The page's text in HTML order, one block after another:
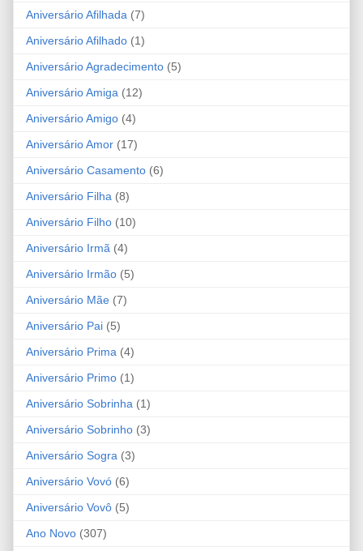
Aniversário Afilhada (7)
Aniversário Afilhado (1)
Aniversário Agradecimento (5)
Aniversário Amiga (12)
Aniversário Amigo (4)
Aniversário Amor (17)
Aniversário Casamento (6)
Aniversário Filha (8)
Aniversário Filho (10)
Aniversário Irmã (4)
Aniversário Irmão (5)
Aniversário Mãe (7)
Aniversário Pai (5)
Aniversário Prima (4)
Aniversário Primo (1)
Aniversário Sobrinha (1)
Aniversário Sobrinho (3)
Aniversário Sogra (3)
Aniversário Vovó (6)
Aniversário Vovô (5)
Ano Novo (307)